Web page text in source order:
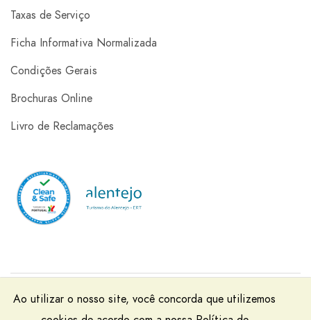
Taxas de Serviço
Ficha Informativa Normalizada
Condições Gerais
Brochuras Online
Livro de Reclamações
Rainha Santa Isabel - Viagens e Turismo, Lda | RNAVT
Ao utilizar o nosso site, você concorda que utilizemos